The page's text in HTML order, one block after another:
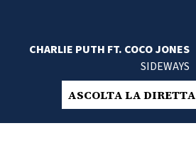
CHARLIE PUTH FT. COCO JONES
SIDEWAYS
ASCOLTA LA DIRETTA